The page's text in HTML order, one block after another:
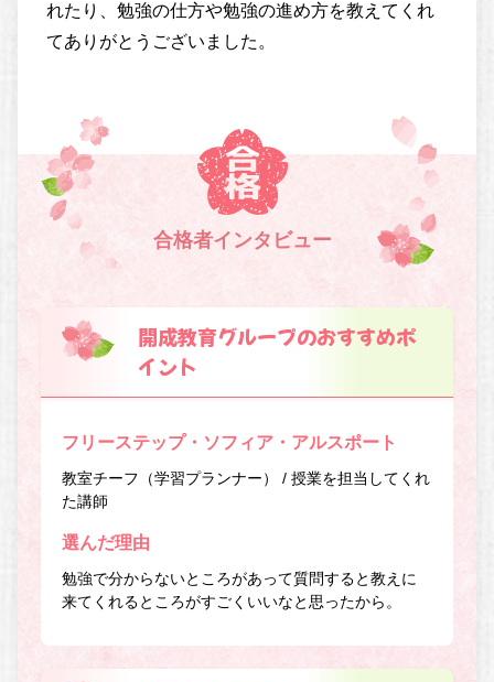
れたり、勉強の仕方や勉強の進め方を教えてくれ
てありがとうございました。
合格者インタビュー
開成教育グループのおすすめポ
イント
フリーステップ・ソフィア・アルスポート
教室チーフ（学習プランナー） / 授業を担当してくれ
た講師
選んだ理由
勉強で分からないところがあって質問すると教えに
来てくれるところがすごくいいなと思ったから。